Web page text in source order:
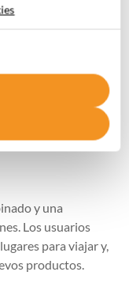
sociales en
virtual para que los
de la aplicación.
y una
Los usuarios
para viajar y,
productos.